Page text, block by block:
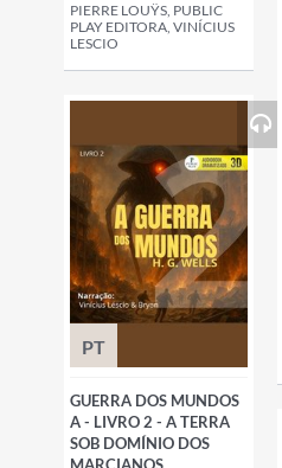
PIERRE LOUŸS, PUBLIC
PLAY EDITORA, VINÍCIUS
LESCIO
PT
GUERRA DOS MUNDOS
A - LIVRO 2 - A TERRA
SOB DOMÍNIO DOS